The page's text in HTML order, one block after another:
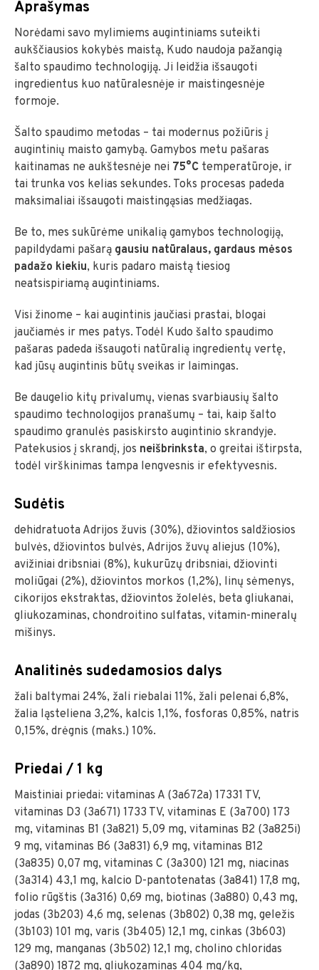
Aprašymas
Norėdami savo mylimiems augintiniams suteikti
aukščiausios kokybės maistą, Kudo naudoja pažangią
šalto spaudimo technologiją. Ji leidžia išsaugoti
ingredientus kuo natūralesnėje ir maistingesnėje
formoje.
Šalto spaudimo metodas – tai modernus požiūris į
augintinių maisto gamybą. Gamybos metu pašaras
kaitinamas ne aukštesnėje nei 75°C temperatūroje, ir
tai trunka vos kelias sekundes. Toks procesas padeda
maksimaliai išsaugoti maistingąsias medžiagas.
Be to, mes sukūrėme unikalią gamybos technologiją,
papildydami pašarą gausiu natūralaus, gardaus mėsos
padažo kiekiu, kuris padaro maistą tiesiog
neatsispiriamą augintiniams.
Visi žinome – kai augintinis jaučiasi prastai, blogai
jaučiamės ir mes patys. Todėl Kudo šalto spaudimo
pašaras padeda išsaugoti natūralią ingredientų vertę,
kad jūsų augintinis būtų sveikas ir laimingas.
Be daugelio kitų privalumų, vienas svarbiausių šalto
spaudimo technologijos pranašumų – tai, kaip šalto
spaudimo granulės pasiskirsto augintinio skrandyje.
Patekusios į skrandį, jos neišbrinksta, o greitai ištirpsta,
todėl virškinimas tampa lengvesnis ir efektyvesnis.
Sudėtis
dehidratuota Adrijos žuvis (30%), džiovintos saldžiosios
bulvės, džiovintos bulvės, Adrijos žuvų aliejus (10%),
avižiniai dribsniai (8%), kukurūzų dribsniai, džiovinti
moliūgai (2%), džiovintos morkos (1,2%), linų sėmenys,
cikorijos ekstraktas, džiovintos žolelės, beta gliukanai,
gliukozaminas, chondroitino sulfatas, vitamin-mineralų
mišinys.
Analitinės sudedamosios dalys
žali baltymai 24%, žali riebalai 11%, žali pelenai 6,8%,
žalia ląsteliena 3,2%, kalcis 1,1%, fosforas 0,85%, natris
0,15%, drėgnis (maks.) 10%.
Priedai / 1 kg
Maistiniai priedai: vitaminas A (3a672a) 17331 TV,
vitaminas D3 (3a671) 1733 TV, vitaminas E (3a700) 173
mg, vitaminas B1 (3a821) 5,09 mg, vitaminas B2 (3a825i)
9 mg, vitaminas B6 (3a831) 6,9 mg, vitaminas B12
(3a835) 0,07 mg, vitaminas C (3a300) 121 mg, niacinas
(3a314) 43,1 mg, kalcio D-pantotenatas (3a841) 17,8 mg,
folio rūgštis (3a316) 0,69 mg, biotinas (3a880) 0,43 mg,
jodas (3b203) 4,6 mg, selenas (3b802) 0,38 mg, geležis
(3b103) 101 mg, varis (3b405) 12,1 mg, cinkas (3b603)
129 mg, manganas (3b502) 12,1 mg, cholino chloridas
(3a890) 1872 mg, gliukozaminas 404 mg/kg,